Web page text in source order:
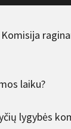
laiku?
lygybės